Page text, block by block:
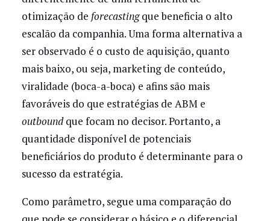
otimização de forecastingque beneficia o alto
escalão da companhia. Uma forma alternativa a
ser observado é o custo de aquisição, quanto
mais baixo, ou seja, marketing de conteúdo,
viralidade (boca-a-boca) e afins são mais
favoráveis do que estratégias de ABM e
outboundque focam no decisor. Portanto, a
quantidade disponível de potenciais
beneficiários do produto é determinante para o
sucesso da estratégia.
Como parâmetro, segue uma comparação do